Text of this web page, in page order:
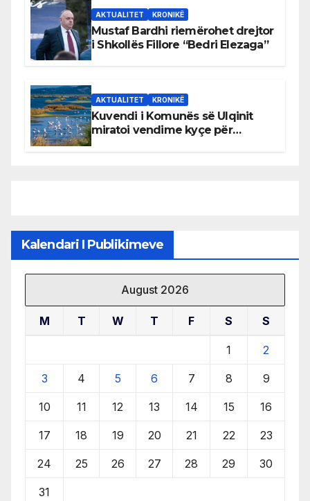
AKTUALITET KRONIKË
Mustaf Bardhi riemërohet drejtor
i Shkollës Fillore “Bedri Elezaga”
AKTUALITET KRONIKË
Kuvendi i Komunës së Ulqinit
miratoi vendime kyçe për
Kalendari I Publikimeve
August 2026
M T W T F S S
1 2
3 4 5 6 7 8 9
10 11 12 13 14 15 16
17 18 19 20 21 22 23
24 25 26 27 28 29 30
31